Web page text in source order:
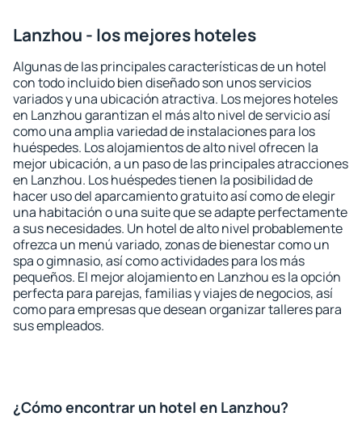
Lanzhou - los mejores hoteles
Algunas de las principales características de un hotel
con todo incluido bien diseñado son unos servicios
variados y una ubicación atractiva. Los mejores hoteles
en Lanzhou garantizan el más alto nivel de servicio así
como una amplia variedad de instalaciones para los
huéspedes. Los alojamientos de alto nivel ofrecen la
mejor ubicación, a un paso de las principales atracciones
en Lanzhou. Los huéspedes tienen la posibilidad de
hacer uso del aparcamiento gratuito así como de elegir
una habitación o una suite que se adapte perfectamente
a sus necesidades. Un hotel de alto nivel probablemente
ofrezca un menú variado, zonas de bienestar como un
spa o gimnasio, así como actividades para los más
pequeños. El mejor alojamiento en Lanzhou es la opción
perfecta para parejas, familias y viajes de negocios, así
como para empresas que desean organizar talleres para
sus empleados.
¿Cómo encontrar un hotel en Lanzhou?